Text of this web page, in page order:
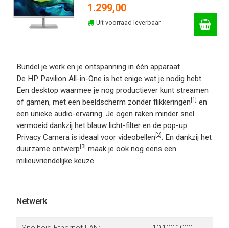
1.299,00
Uit voorraad leverbaar
Bundel je werk en je ontspanning in één apparaat
De HP Pavilion All-in-One is het enige wat je nodig hebt.
Een desktop waarmee je nog productiever kunt streamen
of gamen, met een beeldscherm zonder flikkeringen [1] en
een unieke audio-ervaring. Je ogen raken minder snel
vermoeid dankzij het blauw licht-filter en de pop-up
Privacy Camera is ideaal voor videobellen [2]. En dankzij het
duurzame ontwerp [3] maak je ook nog eens een
milieuvriendelijke keuze.
Netwerk